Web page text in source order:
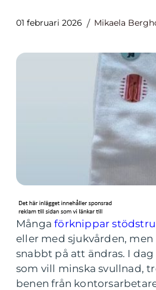
01 februari 2026 Mikaela
Mångaförknippar
eller med sjukvården,
snabbt på att ändras. I dag
som vill minska svullnad,
benen från